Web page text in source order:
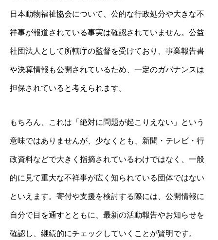
日本動物福祉協会について、公的な行政処分や大きな不
祥事が報道されている事実は確認されていません。公益
社団法人として所轄庁の監督を受けており、事業報告書
や決算情報も公開されているため、一定のガバナンスは
担保されていると考えられます。
もちろん、これは「絶対に問題が起こりえない」という
意味ではありませんが、少なくとも、新聞・テレビ・行
政資料などで大きく指摘されているわけではなく、一般
的に見て重大な不祥事が広く知られている団体ではない
といえます。寄付や支援を検討する際には、公開情報に
自分で目を通すとともに、最新の活動報告やお知らせを
確認し、継続的にチェックしていくことが賢明です。